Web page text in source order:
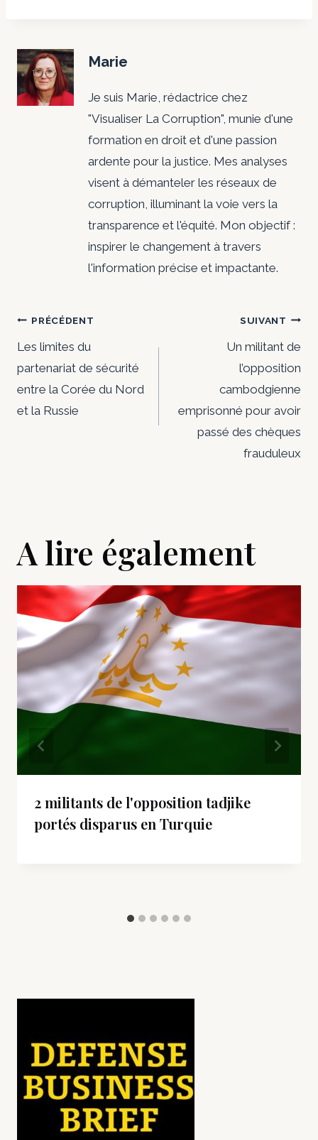
Marie
Je suis Marie, rédactrice chez
"Visualiser La Corruption", munie d'une
formation en droit et d'une passion
ardente pour la justice. Mes analyses
visent à démanteler les réseaux de
corruption, illuminant la voie vers la
transparence et l'équité. Mon objectif :
inspirer le changement à travers
l'information précise et impactante.
Navigation
de
l’article
PRÉCÉDENT
Les limites du
partenariat de sécurité
entre la Corée du Nord
et la Russie
SUIVANT
Un militant de
l’opposition
cambodgienne
emprisonné pour avoir
passé des chèques
frauduleux
A lire également
2 militants de l'opposition tadjike
portés disparus en Turquie